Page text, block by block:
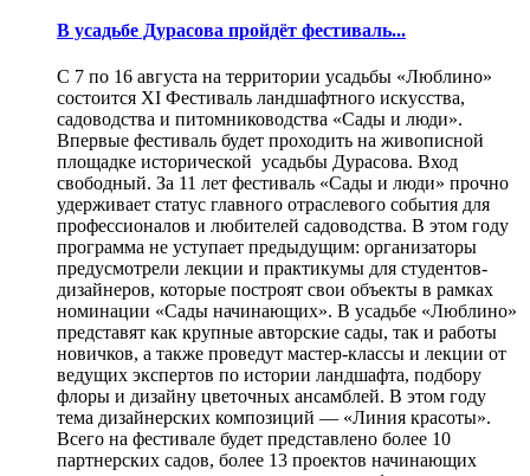
В усадьбе Дурасова пройдёт фестиваль...
С 7 по 16 августа на территории усадьбы «Люблино»
состоится XI Фестиваль ландшафтного искусства,
садоводства и питомниководства «Сады и люди».
Впервые фестиваль будет проходить на живописной
площадке исторической усадьбы Дурасова. Вход
свободный. За 11 лет фестиваль «Сады и люди» прочно
удерживает статус главного отраслевого события для
профессионалов и любителей садоводства. В этом году
программа не уступает предыдущим: организаторы
предусмотрели лекции и практикумы для студентов-
дизайнеров, которые построят свои объекты в рамках
номинации «Сады начинающих». В усадьбе «Люблино»
представят как крупные авторские сады, так и работы
новичков, а также проведут мастер-классы и лекции от
ведущих экспертов по истории ландшафта, подбору
флоры и дизайну цветочных ансамблей. В этом году
тема дизайнерских композиций — «Линия красоты».
Всего на фестивале будет представлено более 10
партнерских садов, более 13 проектов начинающих